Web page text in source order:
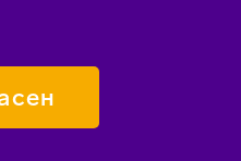
курс по С++ без
отборочного тура